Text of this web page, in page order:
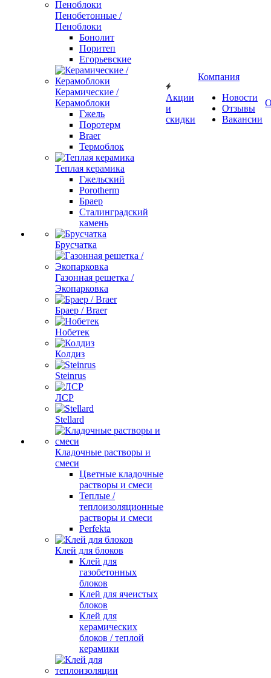
Пенобетонные /
Пеноблоки
Бонолит
Поритеп
Егорьевские
Керамические /
Керамоблоки
Гжель
Поротерм
Braer
Термоблок
Теплая керамика
Гжельский
Porotherm
Браер
Сталинградский
камень
Брусчатка
Газонная решетка /
Экопарковка
Браер / Braer
Нобетек
Колдиз
Steinrus
ЛСР
Stellard
Кладочные растворы и
смеси
Цветные кладочные
растворы и смеси
Теплые /
теплоизоляционные
растворы и смеси
Perfekta
Клей для блоков
Клей для
газобетонных
блоков
Клей для ячеистых
блоков
Клей для
керамических
блоков / теплой
керамики
Акции
и
скидки
Компания
Новости
Отзывы
Вакансии